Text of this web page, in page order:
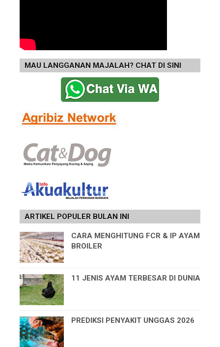
MAU LANGGANAN MAJALAH? CHAT DI SINI
ARTIKEL POPULER BULAN INI
CARA MENGHITUNG FCR & IP AYAM
BROILER
11 JENIS AYAM TERBESAR DI DUNIA
PREDIKSI PENYAKIT UNGGAS 2026